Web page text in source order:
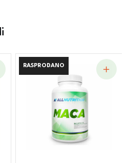
RASPRODANO
RASPRODANO